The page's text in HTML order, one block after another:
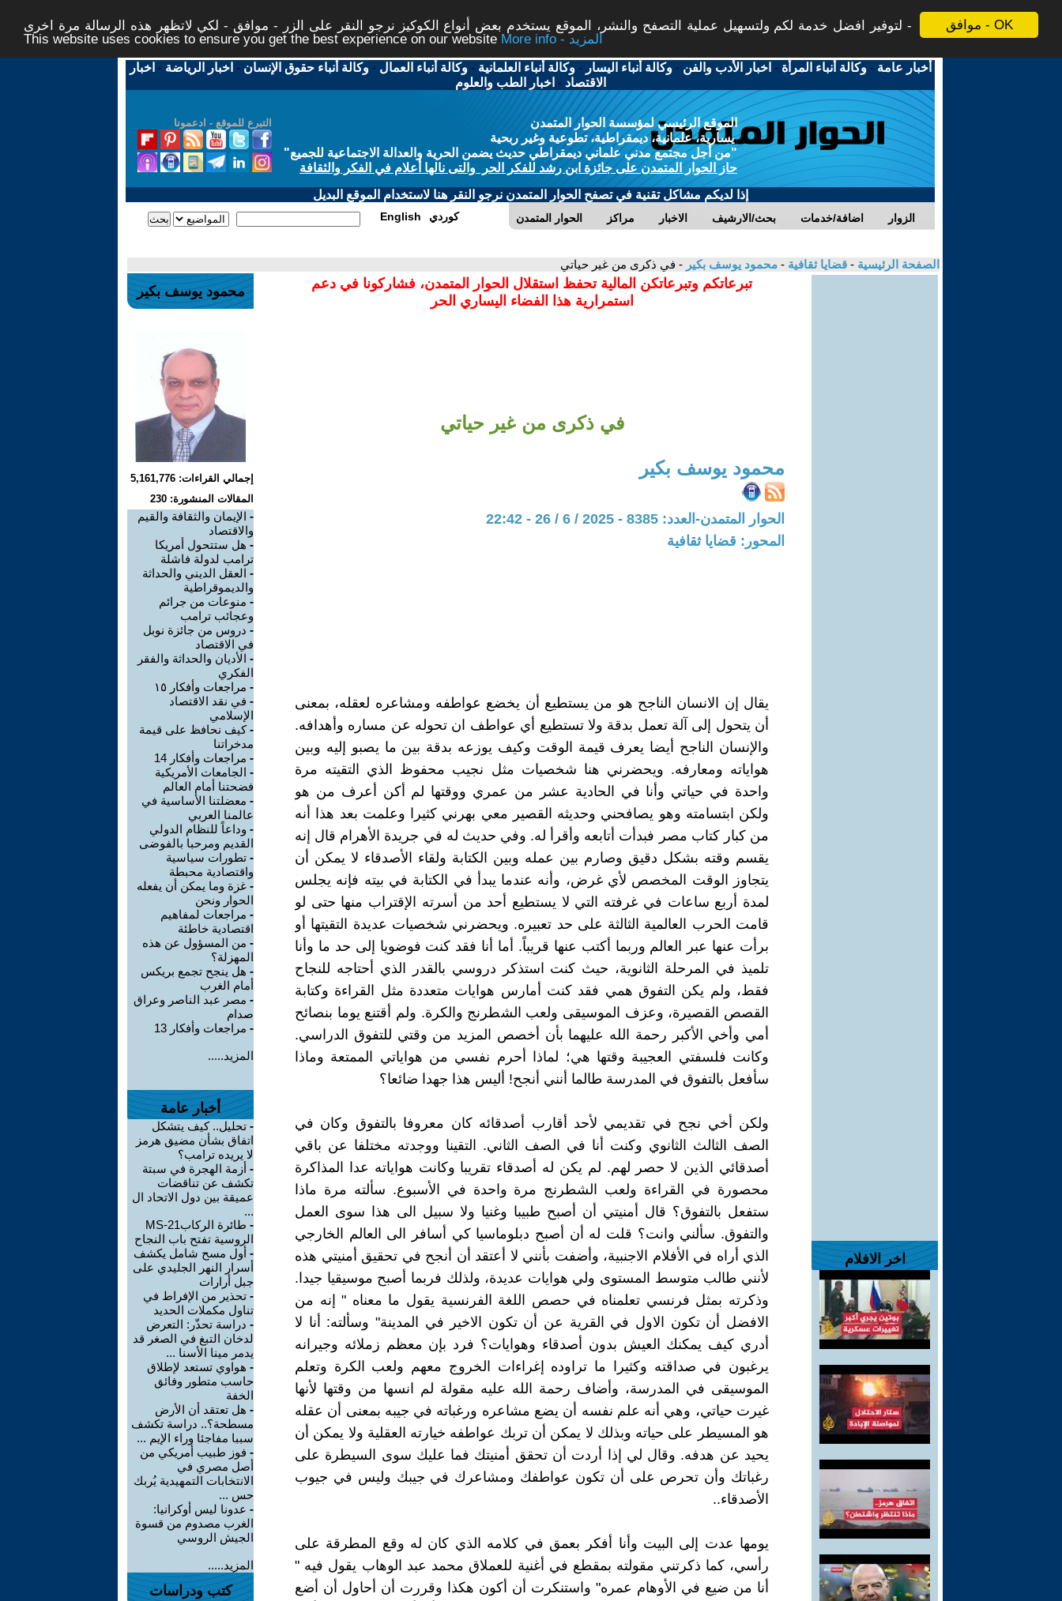
موافق - OK
لتوفير افضل خدمة لكم ولتسهيل عملية التصفح والنشر، الموقع يستخدم بعض أنواع الكوكيز نرجو النقر على الزر - موافق - لكي لاتظهر هذه الرسالة مرة اخرى -
This website uses cookies to ensure you get the best experience on our website
More info - المزيد
أخبار عامة -وكالة أنباء المرأة - اخبار الأدب والفن -وكالة أنباء اليسار -وكالة أنباء العلمانية -وكالة أنباء العمال -وكالة أنباء حقوق الإنسان - اخبار الرياضة - اخبار
الاقتصاد - اخبار الطب والعلوم
التبرع للموقع - ادعمونا
الموقع الرئيسي لمؤسسة الحوار المتمدن
يسارية، علمانية، ديمقراطية، تطوعية وغير ربحية
"من أجل مجتمع مدني علماني ديمقراطي حديث يضمن الحرية والعدالة الاجتماعية للجميع"
حاز الحوار المتمدن على جائزة ابن رشد للفكر الحر والتى نالها أعلام في الفكر والثقافة
إذا لديكم مشاكل تقنية في تصفح الحوار المتمدن نرجو النقر هنا لاستخدام الموقع البديل
الحوار المتمدن مراكز الاخبار بحث/الارشيف اضافة/خدمات الزوار English كوردي
الصفحة الرئيسية - قضايا ثقافية - محمود يوسف بكير - في ذكرى من غير حياتي
اخر الافلام
تبرعاتكم وتبرعاتكن المالية تحفظ استقلال الحوار المتمدن، فشاركونا في دعم
استمرارية هذا الفضاء اليساري الحر
في ذكرى من غير حياتي
محمود يوسف بكير
الحوار المتمدن-العدد: 8385 - 2025 / 6 / 26 - 22:42
المحور: قضايا ثقافية
يقال إن الانسان الناجح هو من يستطيع أن يخضع عواطفه ومشاعره لعقله، بمعنى
أن يتحول إلى آلة تعمل بدقة ولا تستطيع أي عواطف ان تحوله عن مساره وأهدافه.
والإنسان الناجح أيضا يعرف قيمة الوقت وكيف يوزعه بدقة بين ما يصبو إليه وبين
هواياته ومعارفه. ويحضرني هنا شخصيات مثل نجيب محفوظ الذي التقيته مرة
واحدة في حياتي وأنا في الحادية عشر من عمري ووقتها لم أكن أعرف من هو
ولكن ابتسامته وهو يصافحني وحديثه القصير معي بهرني كثيرا وعلمت بعد هذا أنه
من كبار كتاب مصر فبدأت أتابعه وأقرأ له. وفي حديث له في جريدة الأهرام قال إنه
يقسم وقته بشكل دقيق وصارم بين عمله وبين الكتابة ولقاء الأصدقاء لا يمكن أن
يتجاوز الوقت المخصص لأي غرض، وأنه عندما يبدأ في الكتابة في بيته فإنه يجلس
لمدة أربع ساعات في غرفته التي لا يستطيع أحد من أسرته الإقتراب منها حتى لو
قامت الحرب العالمية الثالثة على حد تعبيره. ويحضرني شخصيات عديدة التقيتها أو
برأت عنها عبر العالم وربما أكتب عنها قريباً. أما أنا فقد كنت فوضويا إلى حد ما وأنا
تلميذ في المرحلة الثانوية، حيث كنت استذكر دروسي بالقدر الذي أحتاجه للنجاح
فقط، ولم يكن التفوق همي فقد كنت أمارس هوايات متعددة مثل القراءة وكتابة
القصص القصيرة، وعزف الموسيقى ولعب الشطرنج والكرة. ولم أقتنع يوما بنصائح
أمي وأخي الأكبر رحمة الله عليهما بأن أخصص المزيد من وقتي للتفوق الدراسي.
وكانت فلسفتي العجيبة وقتها هي؛ لماذا أحرم نفسي من هواياتي الممتعة وماذا
سأفعل بالتفوق في المدرسة طالما أنني أنجح! أليس هذا جهدا ضائعا؟
ولكن أخي نجح في تقديمي لأحد أقارب أصدقائه كان معروفا بالتفوق وكان في
الصف الثالث الثانوي وكنت أنا في الصف الثاني. التقينا ووجدته مختلفا عن باقي
أصدقائي الذين لا حصر لهم. لم يكن له أصدقاء تقريبا وكانت هواياته عدا المذاكرة
محصورة في القراءة ولعب الشطرنج مرة واحدة في الأسبوع. سألته مرة ماذا
ستفعل بالتفوق؟ قال أمنيتي أن أصبح طبيبا وغنيا ولا سبيل الى هذا سوى العمل
والتفوق. سألني وانت؟ قلت له أن أصبح دبلوماسيا كي أسافر الى العالم الخارجي
الذي أراه في الأفلام الاجنبية، وأضفت بأنني لا أعتقد أن أنجح في تحقيق أمنيتي هذه
لأنني طالب متوسط المستوى ولي هوايات عديدة، ولذلك فربما أصبح موسيقيا جيدا.
وذكرته بمثل فرنسي تعلمناه في حصص اللغة الفرنسية يقول ما معناه " إنه من
الافضل أن تكون الاول في القرية عن أن تكون الاخير في المدينة" وسألته: أنا لا
أدري كيف يمكنك العيش بدون أصدقاء وهوايات؟ فرد بإن معظم زملائه وجيرانه
يرغبون في صداقته وكثيرا ما تراوده إغراءات الخروج معهم ولعب الكرة وتعلم
الموسيقى في المدرسة، وأضاف رحمة الله عليه مقولة لم انسها من وقتها لأنها
غيرت حياتي، وهي أنه علم نفسه أن يضع مشاعره ورغباته في جيبه بمعنى أن عقله
هو المسيطر على حياته وبذلك لا يمكن أن تربك عواطفه خيارته العقلية ولا يمكن أن
يحيد عن هدفه. وقال لي إذا أردت أن تحقق أمنيتك فما عليك سوى السيطرة على
رغباتك وأن تحرص على أن تكون عواطفك ومشاعرك في جيبك وليس في جيوب
الأصدقاء..
يومها عدت إلى البيت وأنا أفكر بعمق في كلامه الذي كان له وقع المطرقة على
رأسي، كما ذكرتني مقولته بمقطع في أغنية للعملاق محمد عبد الوهاب يقول فيه "
أنا من ضيع في الأوهام عمره" واستنكرت أن أكون هكذا وقررت أن أحاول أن أضع
محمود يوسف بكير
إجمالي القراءات: 5,161,776
المقالات المنشورة: 230
- الإيمان والثقافة والقيم
والاقتصاد
- هل ستتحول أمريكا
ترامب لدولة فاشلة
- العقل الديني والحداثة
والديموقراطية
- منوعات من جرائم
وعجائب ترامب
- دروس من جائزة نوبل
في الاقتصاد
- الأديان والحداثة والفقر
الفكري
- مراجعات وأفكار ١٥
- في نقد الاقتصاد
الإسلامي
-كيف نحافظ على قيمة
مدخراتنا
- مراجعات وأفكار 14
- الجامعات الأمريكية
فضحتنا أمام العالم
- معضلتنا الأساسية في
عالمنا العربي
- وداعاً للنظام الدولي
القديم ومرحبا بالفوضى
- تطورات سياسية
واقتصادية محبطة
- غزة وما يمكن أن يفعله
الحوار ونحن
- مراجعات لمفاهيم
اقتصادية خاطئة
- من المسؤول عن هذه
المهزلة؟
- هل ينجح تجمع بريكس
أمام الغرب
- مصر عبد الناصر وعراق
صدام
- مراجعات وأفكار 13
المزيد.....
أخبار عامة
- تحليل.. كيف يتشكل
اتفاق بشأن مضيق هرمز
لا يريده ترامب؟
- أزمة الهجرة في سبتة
تكشف عن تناقضات
عميقة بين دول الاتحاد ال
...
-
طائرة الركابMS-21
الروسية تفتح باب النجاح
- أول مسح شامل يكشف
أسرار النهر الجليدي على
جبل أرارات
- تحذير من الإفراط في
تناول مكملات الحديد
- دراسة تحذّر: التعرض
لدخان التبغ في الصغر قد
يدمر مينا الأسنا ...
- هواوي تستعد لإطلاق
حاسب متطور وفائق
الخفة
- هل تعتقد أن الأرض
مسطحة؟.. دراسة تكشف
سببا مفاجئا وراء الإيم ...
- فوز طبيب أمريكي من
أصل مصري في
الانتخابات التمهيدية يُربك
حس ...
- عدونا ليس أوكرانيا:
الغرب مصدوم من قسوة
الجيش الروسي
المزيد.....
كتب ودراسات